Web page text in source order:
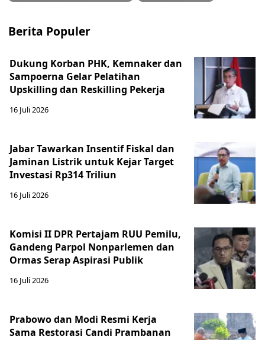
Berita Populer
Dukung Korban PHK, Kemnaker dan
Sampoerna Gelar Pelatihan
Upskilling dan Reskilling Pekerja
16 Juli 2026
Jabar Tawarkan Insentif Fiskal dan
Jaminan Listrik untuk Kejar Target
Investasi Rp314 Triliun
16 Juli 2026
Komisi II DPR Pertajam RUU Pemilu,
Gandeng Parpol Nonparlemen dan
Ormas Serap Aspirasi Publik
16 Juli 2026
Prabowo dan Modi Resmi Kerja
Sama Restorasi Candi Prambanan